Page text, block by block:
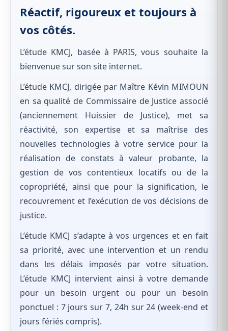
Réactif, rigoureux et toujours à
vos côtés.
L’étude KMCJ, basée à PARIS, vous souhaite la
bienvenue sur son site internet.
L’étude KMCJ, dirigée par Maître Kévin MIMOUN
en sa qualité de Commissaire de Justice associé
(anciennement Huissier de Justice), met sa
réactivité, son expertise et sa maîtrise des
nouvelles technologies à votre service pour la
réalisation de constats à valeur probante, la
gestion de vos contentieux locatifs ou de la
copropriété, ainsi que pour la signification, le
recouvrement et l’exécution de vos décisions de
justice.
L’étude KMCJ s’adapte à vos urgences et en fait
sa priorité, avec une intervention et un rendu
dans les délais imposés par votre situation.
L’étude KMCJ intervient ainsi à votre demande
pour un besoin urgent ou pour un besoin
ponctuel : 7 jours sur 7, 24h sur 24 (week-end et
jours fériés compris).